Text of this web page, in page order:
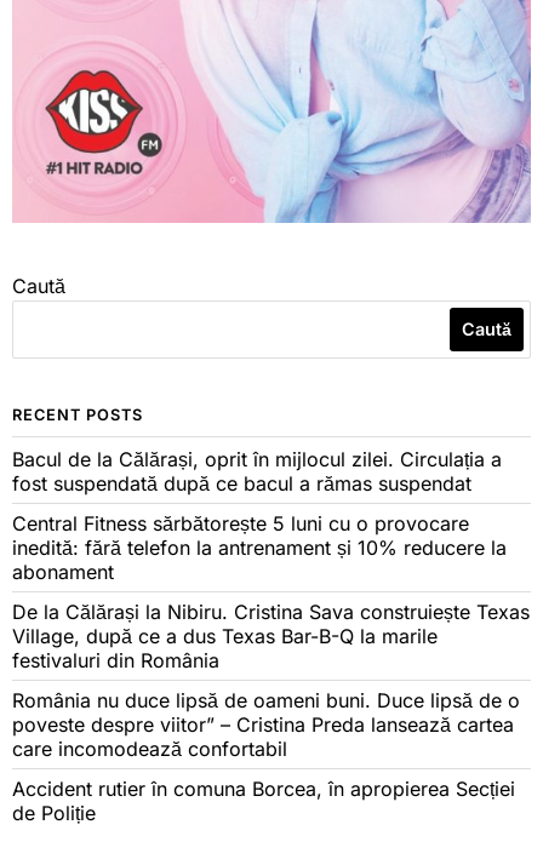
Caută
Caută
RECENT POSTS
Bacul de la Călărași, oprit în mijlocul zilei. Circulația a
fost suspendată după ce bacul a rămas suspendat
Central Fitness sărbătorește 5 luni cu o provocare
inedită: fără telefon la antrenament și 10% reducere la
abonament
De la Călărași la Nibiru. Cristina Sava construiește Texas
Village, după ce a dus Texas Bar-B-Q la marile
festivaluri din România
România nu duce lipsă de oameni buni. Duce lipsă de o
poveste despre viitor” – Cristina Preda lansează cartea
care incomodează confortabil
Accident rutier în comuna Borcea, în apropierea Secției
de Poliție